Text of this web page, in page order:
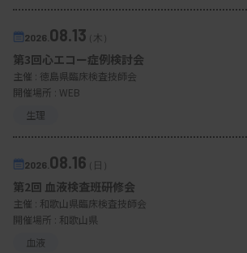
2026. 08.13（木）
第3回心エコー症例検討会
主催 : 徳島県臨床検査技師会
開催場所 : WEB
生理
2026. 08.16（日）
第2回 血液検査班研修会
主催 : 和歌山県臨床検査技師会
開催場所 : 和歌山県
血液